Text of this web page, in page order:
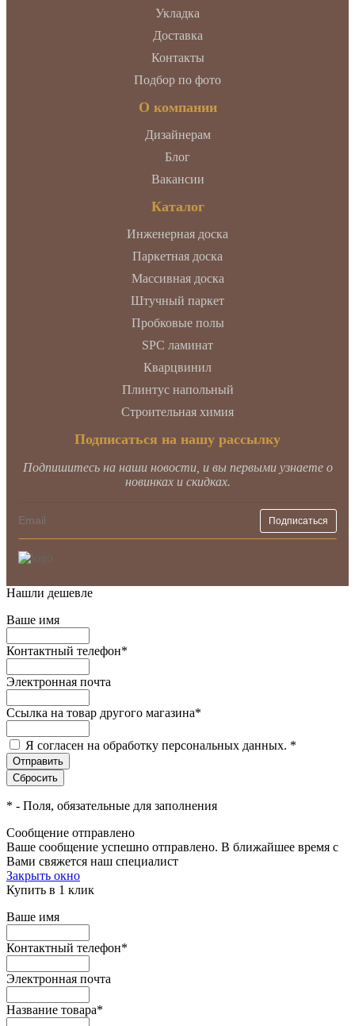
Укладка
Доставка
Контакты
Подбор по фото
О компании
Дизайнерам
Блог
Вакансии
Каталог
Инженерная доска
Паркетная доска
Массивная доска
Штучный паркет
Пробковые полы
SPC ламинат
Кварцвинил
Плинтус напольный
Строительная химия
Подписаться на нашу рассылку
Подпишитесь на наши новости, и вы первыми узнаете о
новинках и скидках.
Нашли дешевле
Ваше имя
Контактный телефон*
Электронная почта
Ссылка на товар другого магазина*
Я согласен на обработку персональных данных. *
* - Поля, обязательные для заполнения
Сообщение отправлено
Ваше сообщение успешно отправлено. В ближайшее время с
Вами свяжется наш специалист
Закрыть окно
Купить в 1 клик
Ваше имя
Контактный телефон*
Электронная почта
Название товара*